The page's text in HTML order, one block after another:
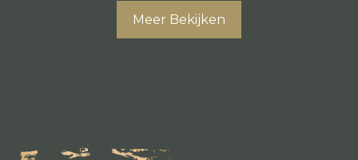
Meer Bekijken